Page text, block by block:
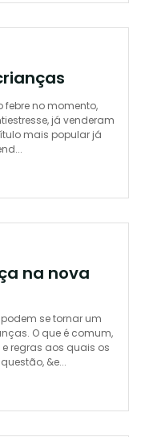
febre no momento,
já venderam
mais popular já
na nova
se tornar um
O que é comum,
regras aos quais os
&e...